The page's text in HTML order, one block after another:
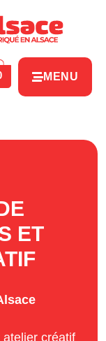
MENU
ET
créatif